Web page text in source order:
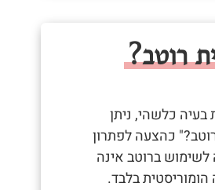
רוטב?
בעיה כלשהי, ניתן
כהצעה לפתרון
ברוטב אינה
הומוריסטית בלבד.